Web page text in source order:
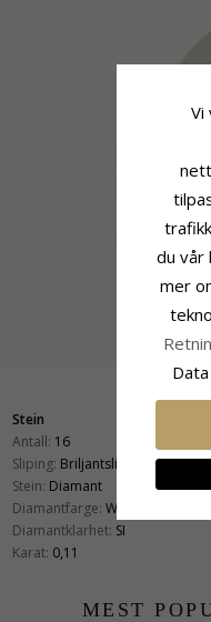
Stein
Antall: 16
Sliping: Briljantslipt
Stein: Diamant
Diamantfarge: Wesselton
Diamantklarhet: SI
Karat: 0,11
MEST
Vi
du vår
mer